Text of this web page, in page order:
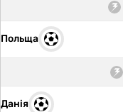
Польща
Данія